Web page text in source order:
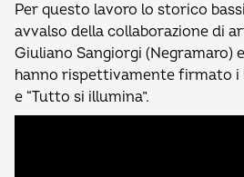
Per questo lavoro lo storico
avvalso della collaborazione di
Giuliano Sangiorgi (Negramaro)
hanno rispettivamente firmato i
e “Tutto si illumina”.